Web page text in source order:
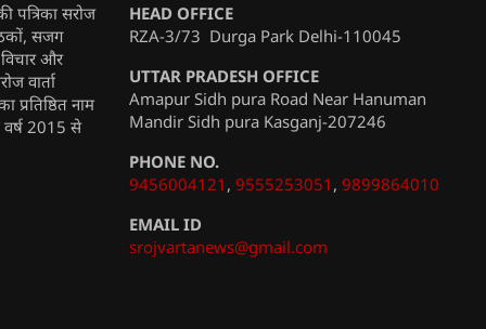
पत्रिका सरोज
सजग
और
वार्ता
नाम
वर्ष 2015 से
HEAD OFFICE
RZA-3/73 Durga Park Delhi-110045
UTTAR PRADESH OFFICE
Amapur Sidh pura Road Near Hanuman
Mandir Sidh pura Kasganj-207246
PHONE NO.
9456004121 , 9555253051 , 9899864010
EMAIL ID
srojvartanews@gmail.com